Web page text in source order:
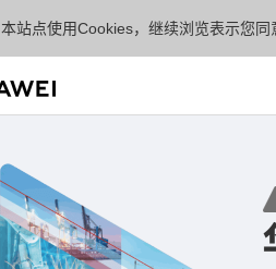
本站点使用Cookies，继续浏览表示您同